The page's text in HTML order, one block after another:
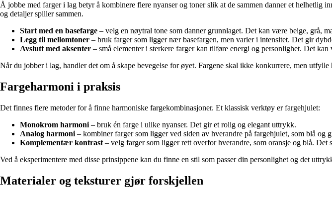
Å jobbe med farger i lag betyr å kombinere flere nyanser og toner slik at de sammen danner et
og detaljer spiller sammen.
Start med en basefarge – velg en nøytral tone som danner grunnlaget. Det kan være beige, grå,
Legg til mellomtoner – bruk farger som ligger nær basefargen, men varier i intensitet. Det gir
Avslutt med aksenter – små elementer i sterkere farger kan tilføre energi og personlighet. Det
Når du jobber i lag, handler det om å skape bevegelse for øyet. Fargene skal ikke konkurrere, men utfylle
Fargeharmoni i praksis
Det finnes flere metoder for å finne harmoniske fargekombinasjoner. Et klassisk verktøy er fargehjulet:
Monokrom harmoni – bruk én farge i ulike nyanser. Det gir et rolig og elegant uttrykk.
Analog harmoni – kombiner farger som ligger ved siden av hverandre på fargehjulet, som blå og
Komplementær kontrast – velg farger som ligger rett overfor hverandre, som oransje og blå.
Ved å eksperimentere med disse prinsippene kan du finne en stil som passer din personlighet og det
Materialer og teksturer gjør forskjellen